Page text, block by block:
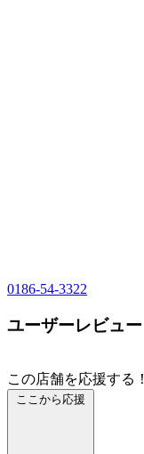
0186-54-3322
ユーザーレビュー
この店舗を応援する！
ここから応援